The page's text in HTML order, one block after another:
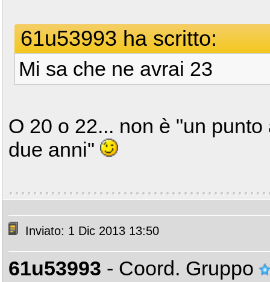
61u53993 ha scritto:
Mi sa che ne avrai 23
O 20 o 22... non è "un
due anni"
Inviato: 1 Dic 2013 13:50
61u53993 - Coord. Gruppo